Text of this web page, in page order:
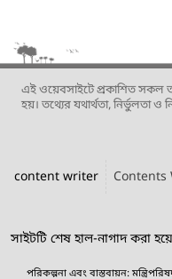
এই ওয়েবসাইটে প্রকাশিত সকল
হয়। তথ্যের যথার্থতা, নির্ভুলতা ও
content writer Contents
সাইটটি শেষ হাল-নাগাদ করা
পরিকল্পনা এবং বাস্তবায়ন: